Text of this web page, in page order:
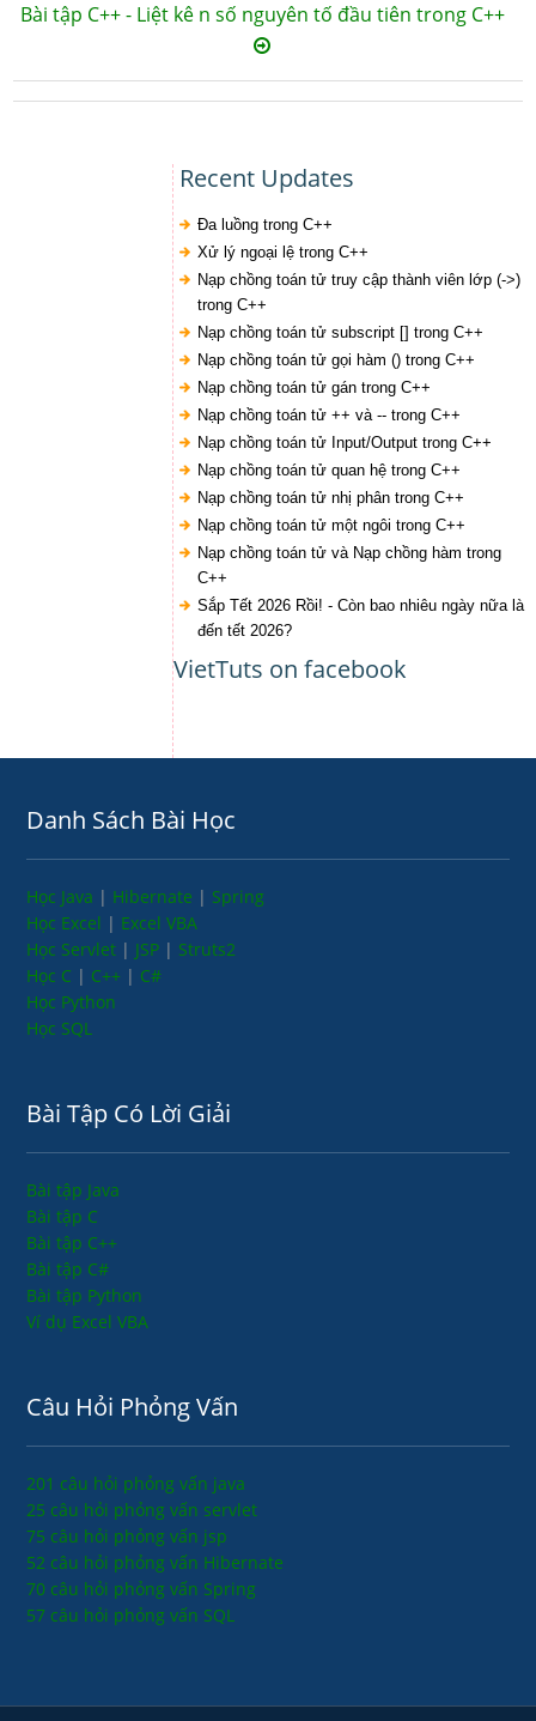
Bài tập C++ - Liệt kê n số nguyên tố đầu tiên trong C++
Recent Updates
Đa luồng trong C++
Xử lý ngoại lệ trong C++
Nạp chồng toán tử truy cập thành viên lớp (->)
trong C++
Nạp chồng toán tử subscript [] trong C++
Nạp chồng toán tử gọi hàm () trong C++
Nạp chồng toán tử gán trong C++
Nạp chồng toán tử ++ và -- trong C++
Nạp chồng toán tử Input/Output trong C++
Nạp chồng toán tử quan hệ trong C++
Nạp chồng toán tử nhị phân trong C++
Nạp chồng toán tử một ngôi trong C++
Nạp chồng toán tử và Nạp chồng hàm trong
C++
Sắp Tết 2026 Rồi! - Còn bao nhiêu ngày nữa là
đến tết 2026?
VietTuts on facebook
Danh Sách Bài Học
Học Java | Hibernate | Spring
Học Excel | Excel VBA
Học Servlet | JSP | Struts2
Học C | C++ | C#
Học Python
Học SQL
Bài Tập Có Lời Giải
Bài tập Java
Bài tập C
Bài tập C++
Bài tập C#
Bài tập Python
Ví dụ Excel VBA
Câu Hỏi Phỏng Vấn
201 câu hỏi phỏng vấn java
25 câu hỏi phỏng vấn servlet
75 câu hỏi phỏng vấn jsp
52 câu hỏi phỏng vấn Hibernate
70 câu hỏi phỏng vấn Spring
57 câu hỏi phỏng vấn SQL